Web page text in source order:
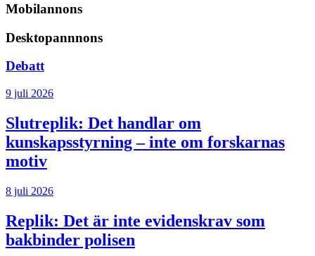
Mobilannons
Desktopannnons
Debatt
9 juli 2026
Slutreplik: Det handlar om
kunskapsstyrning – inte om forskarnas
motiv
8 juli 2026
Replik: Det är inte evidenskrav som
bakbinder polisen